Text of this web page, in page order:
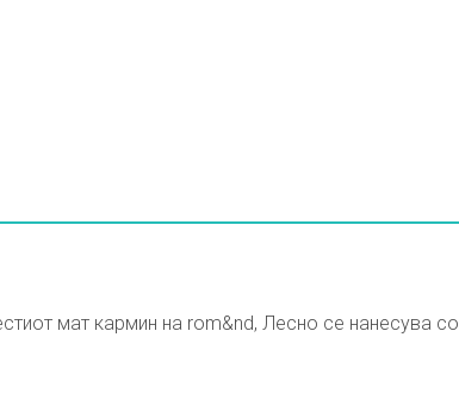
мат кармин на rom&nd, Лесно се нанесува со